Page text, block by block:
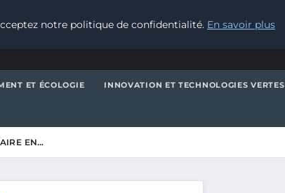
ET ÉCOLOGIE INNOVATION ET TECHNOLOGIES VERTES
EN…
notre politique de confidentialité. En savoir plus